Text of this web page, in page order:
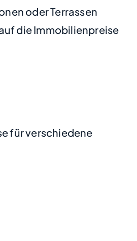
oder Terrassen
die Immobilienpreise
für verschiedene